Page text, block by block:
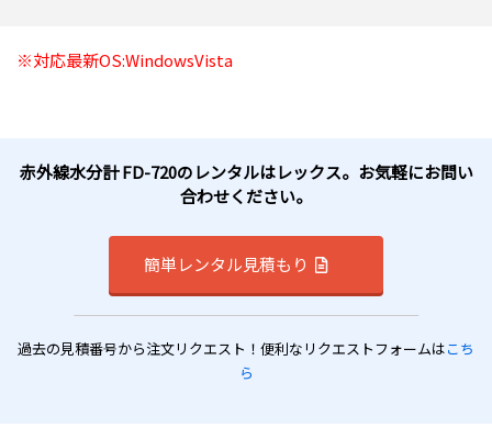
※対応最新OS:WindowsVista
赤外線水分計 FD-720のレンタルはレックス。お気軽にお問い
合わせください。
簡単レンタル見積もり
過去の見積番号から注文リクエスト！便利なリクエストフォームはこち
ら